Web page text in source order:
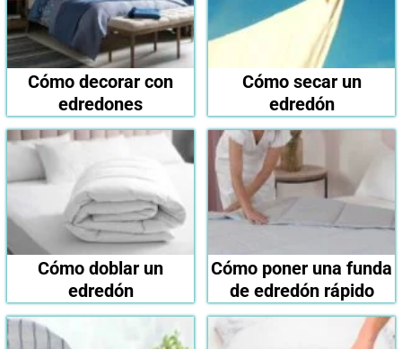
Cómo decorar con
edredones
Cómo secar un
edredón
Cómo doblar un
edredón
Cómo poner una funda
de edredón rápido